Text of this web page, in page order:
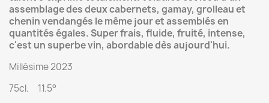
assemblage des deux cabernets, gamay, grolleau et
chenin vendangés le même jour et assemblés en
quantités égales. Super frais, fluide, fruité, intense,
c'est un superbe vin, abordable dès aujourd'hui.
Millésime 2023
75cl. 11.5°